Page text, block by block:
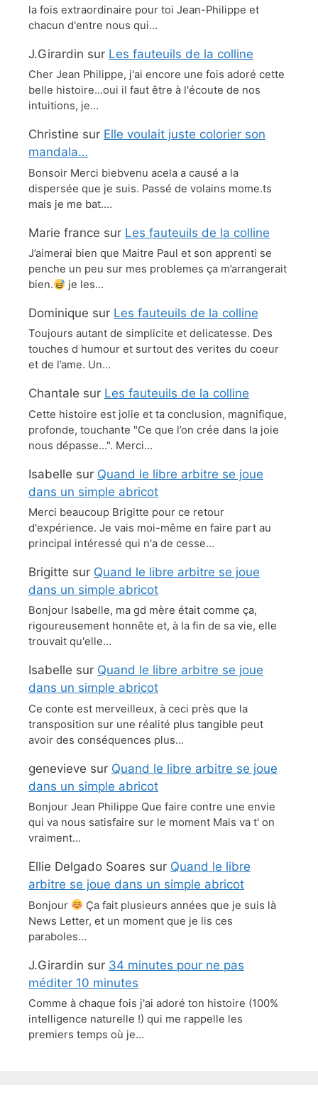
la fois extraordinaire pour toi Jean-Philippe et
chacun d'entre nous qui…
J.Girardin sur Les fauteuils de la colline
Cher Jean Philippe, j'ai encore une fois adoré cette
belle histoire...oui il faut être à l'écoute de nos
intuitions, je…
Christine sur Elle voulait juste colorier son
mandala…
Bonsoir Merci biebvenu acela a causé a la
dispersée que je suis. Passé de volains mome.ts
mais je me bat.…
Marie france sur Les fauteuils de la colline
J’aimerai bien que Maitre Paul et son apprenti se
penche un peu sur mes problemes ça m’arrangerait
bien.
je les…
Dominique sur Les fauteuils de la colline
Toujours autant de simplicite et delicatesse. Des
touches d humour et surtout des verites du coeur
et de l’ame. Un…
Chantale sur Les fauteuils de la colline
Cette histoire est jolie et ta conclusion, magnifique,
profonde, touchante "Ce que l’on crée dans la joie
nous dépasse…". Merci…
Isabelle sur Quand le libre arbitre se joue
dans un simple abricot
Merci beaucoup Brigitte pour ce retour
d'expérience. Je vais moi-même en faire part au
principal intéressé qui n'a de cesse…
Brigitte sur Quand le libre arbitre se joue
dans un simple abricot
Bonjour Isabelle, ma gd mère était comme ça,
rigoureusement honnête et, à la fin de sa vie, elle
trouvait qu'elle…
Isabelle sur Quand le libre arbitre se joue
dans un simple abricot
Ce conte est merveilleux, à ceci près que la
transposition sur une réalité plus tangible peut
avoir des conséquences plus…
genevieve sur Quand le libre arbitre se joue
dans un simple abricot
Bonjour Jean Philippe Que faire contre une envie
qui va nous satisfaire sur le moment Mais va t' on
vraiment…
Ellie Delgado Soares sur Quand le libre
arbitre se joue dans un simple abricot
Bonjour
Ça fait plusieurs années que je suis là
News Letter, et un moment que je lis ces
paraboles…
J.Girardin sur 34 minutes pour ne pas
méditer 10 minutes
Comme à chaque fois j'ai adoré ton histoire (100%
intelligence naturelle !) qui me rappelle les
premiers temps où je…